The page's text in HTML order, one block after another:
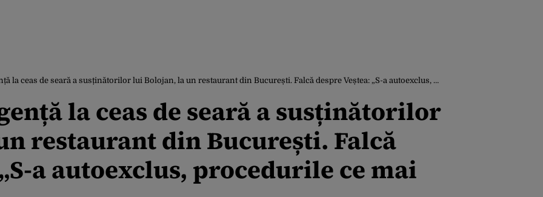
de seară a susținătorilor lui Bolojan, la un restaurant din București. Falcă despre Veștea: „S-a autoexclus, procedurile ce mai contează?!”
la ceas de seară a susținătorilor
restaurant din București. Falcă
a autoexclus, procedurile ce mai